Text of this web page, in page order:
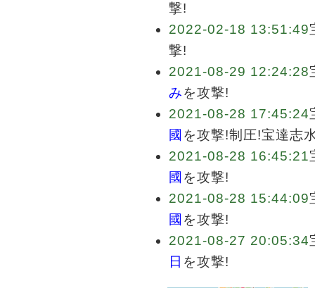
撃!
2022-02-18 13:51:49
撃!
2021-08-29 12:24:28
みを攻撃!
2021-08-28 17:45:24
國 を攻撃!制圧!宝達志
2021-08-28 16:45:21
國 を攻撃!
2021-08-28 15:44:09
國 を攻撃!
2021-08-27 20:05:34
日 を攻撃!